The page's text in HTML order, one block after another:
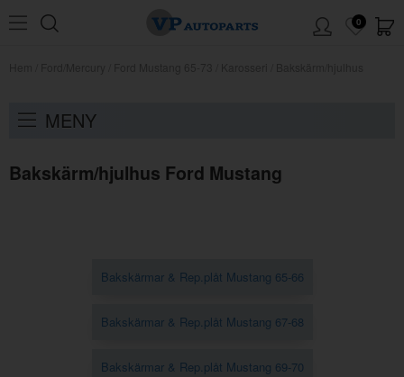
0
MENY
Bakskärm/hjulhus Ford Mustang
Bakskärmar & Rep.plåt Mustang 65-66
Bakskärmar & Rep.plåt Mustang 67-68
Bakskärmar & Rep.plåt Mustang 69-70